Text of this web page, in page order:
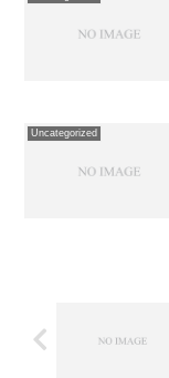
Uncategorized